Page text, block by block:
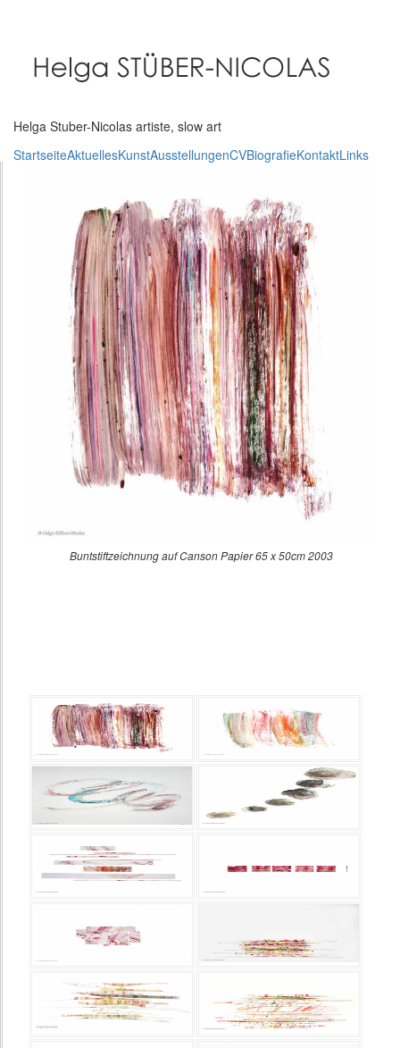
Helga Stuber-Nicolas artiste, slow art
StartseiteAktuellesKunstAusstellungenCVBiografieKontaktLinks
Buntstiftzeichnung auf Canson Papier 65 x 50cm 2003